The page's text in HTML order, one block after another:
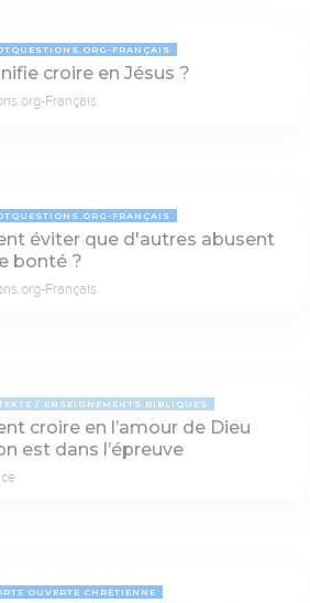
FRANÇAIS
croire en Jésus ?
Français
FRANÇAIS
éviter que d'autres abusent
bonté ?
Français
ENSEIGNEMENTS BIBLIQUES
croire en l’amour de Dieu
est dans l’épreuve
OUVERTE CHRÉTIENNE